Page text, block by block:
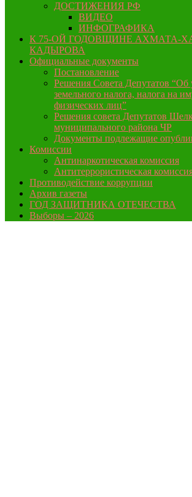
ДОСТИЖЕНИЯ РФ
ВИДЕО
ИНФОГРАФИКА
К 75-ОЙ ГОДОВЩИНЕ АХМАТА-
КАДЫРОВА
Официальные документы
Постановление
Решения Совета Депутатов “Об
земельного налога, налога на
физических лиц”
Решения совета Депутатов
муниципального района ЧР
Документы подлежащие
Комиссии
Антинаркотическая комиссия
Антитеррористическая
Противодействие коррупции
Архив газеты
ГОД ЗАЩИТНИКА ОТЕЧЕСТВА
Выборы – 2026